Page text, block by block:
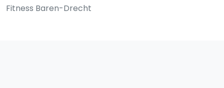
Fitness Baren-Drecht